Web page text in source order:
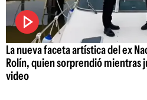
La nueva faceta artística del ex
Rolín, quien sorprendió mientras
video